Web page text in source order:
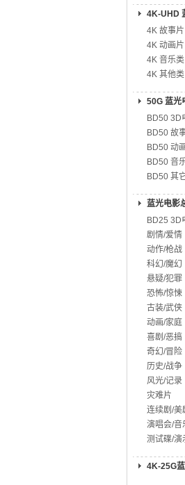
4K-UHD
4K 故事片
4K 动画片
4K 音乐类
4K 其他类
50G 蓝光
BD50 3D
BD50 故
BD50 动
BD50 音
BD50 其
蓝光电影
BD25 3D
剧情/爱情
动作/枪战
科幻/魔幻
悬疑/犯罪
恐怖/惊悚
古装/武侠
动画/家庭
喜剧/恶搞
奇幻/冒险
历史/战争
风光/记录
灾难片
连续剧/美
演唱会/音
测试碟/演
4K-25G